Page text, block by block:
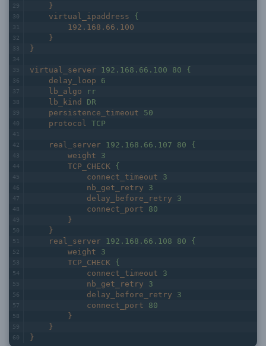
}
virtual_ipaddress
{
192.168.66.100
}
}
virtual_server 192.168.66.100 80 {
delay_loop
6
lb_algo
rr
lb_kind
DR
persistence_timeout
50
protocol
TCP
real_server 192.168.66.107 80 {
weight
3
TCP_CHECK
{
connect_timeout
3
nb_get_retry
3
delay_before_retry
3
connect_port
80
}
}
real_server 192.168.66.108 80 {
weight
3
TCP_CHECK
{
connect_timeout
3
nb_get_retry
3
delay_before_retry
3
connect_port
80
}
}
}